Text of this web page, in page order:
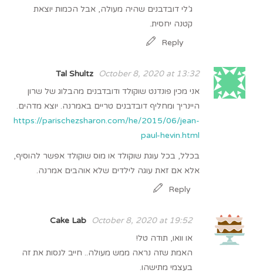
ג’לי דובדבנים שהיה מעולה, אבל הכמות יוצאת
קטנה יחסית.
Reply
Tal Shultz
October 8, 2020 at 13:32
אני מכין פונדנט שוקולד ודובדבנים מהבלוג של שרון
היינריך ומחליף דובדבנים טריים באמרנה. יוצא מדהים.
https://parischezsharon.com/he/2015/06/jean-
paul-hevin.html
בכלל, בכל עוגת שוקולד או מוס שוקולד אפשר להוסיף,
אלא אם זאת עוגה לילדים שלא אוהבים אמרנה.
Reply
Cake Lab
October 8, 2020 at 19:52
או וואו, תודה טל!
האמת שזה נראה ממש מעולה.. חייב לנסות את זה
בעצמי מתישהו.